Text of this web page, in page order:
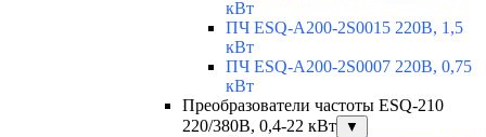
кВт
ПЧ ESQ-A200-2S0015 220В, 1,5
кВт
ПЧ ESQ-A200-2S0007 220В, 0,75
кВт
Преобразователи частоты ESQ-210
220/380В, 0,4-22 кВт
▼